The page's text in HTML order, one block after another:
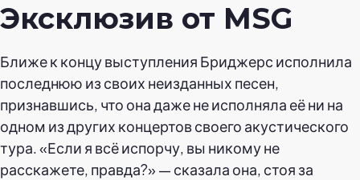
Эксклюзив от MSG
Ближе к концу выступления Бриджерс исполнила
последнюю из своих неизданных песен,
признавшись, что она даже не исполняла её ни на
одном из других концертов своего акустического
тура. «Если я всё испорчу, вы никому не
расскажете, правда?» — сказала она, стоя за